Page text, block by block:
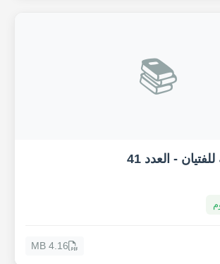
📚
- العدد 41
4.16 MB